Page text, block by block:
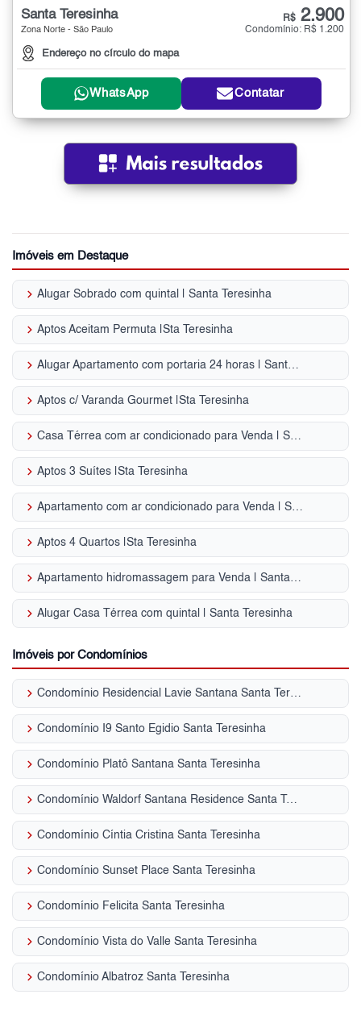
Santa Teresinha
Zona Norte - São Paulo
Endereço no círculo do mapa
R$ 2.900
Condomínio: R$ 1.200
WhatsApp Contatar
Imóveis em Destaque
keyboard_arrow_right Alugar Sobrado com quintal | Santa Teresinha
keyboard_arrow_right Aptos Aceitam Permuta |Sta Teresinha
keyboard_arrow_right Alugar Apartamento com portaria 24 horas | Santa Teresinha
keyboard_arrow_right Aptos c/ Varanda Gourmet |Sta Teresinha
keyboard_arrow_right Casa Térrea com ar condicionado para Venda | Santa Teresinha
keyboard_arrow_right Aptos 3 Suítes |Sta Teresinha
keyboard_arrow_right Apartamento com ar condicionado para Venda | Santa Teresinha
keyboard_arrow_right Aptos 4 Quartos |Sta Teresinha
keyboard_arrow_right Apartamento hidromassagem para Venda | Santa Teresinha
keyboard_arrow_right Alugar Casa Térrea com quintal | Santa Teresinha
Imóveis por Condomínios
keyboard_arrow_right Condomínio Residencial Lavie Santana Santa Teresinha
keyboard_arrow_right Condomínio I9 Santo Egidio Santa Teresinha
keyboard_arrow_right Condomínio Platô Santana Santa Teresinha
keyboard_arrow_right Condomínio Waldorf Santana Residence Santa Teresinha
keyboard_arrow_right Condomínio Cíntia Cristina Santa Teresinha
keyboard_arrow_right Condomínio Sunset Place Santa Teresinha
keyboard_arrow_right Condomínio Felicita Santa Teresinha
keyboard_arrow_right Condomínio Vista do Valle Santa Teresinha
keyboard_arrow_right Condomínio Albatroz Santa Teresinha